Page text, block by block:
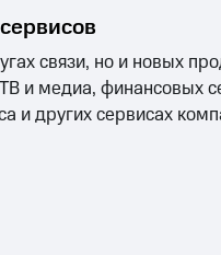
тарифных планов.
НДС.
связи, но и новых
и медиа, финансовых
и других сервисах